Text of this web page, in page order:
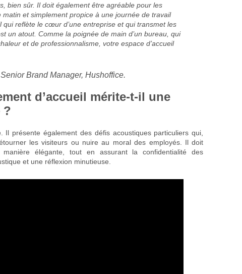
bien sûr. Il doit également être agréable pour les
et simplement propice à une journée de travail
qui reflète le cœur d’une entreprise et qui transmet les
un atout. Comme la poignée de main d’un bureau, qui
et de professionnalisme, votre espace d’accueil
Brand Manager, Hushoffice.
d’accueil mérite-t-il une
?
Il présente également des défis acoustiques particuliers qui,
les visiteurs ou nuire au moral des employés. Il doit
manière élégante, tout en assurant la confidentialité des
et une réflexion minutieuse.